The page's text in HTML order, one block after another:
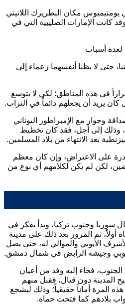
يومنيميوس مكان البطريرك اللاتيني
كانت الإمارات الصليبية التي في
لعدة أسباب
حتى لا يظنا أنفسهما زعماء إلى
في هذه المناطق؛ لكي لا يتوسع
كان يريد أن يجعلهم دائماً في التراب.
وجوار مع الإمبراطور اليوناني
وذلك إلى أجل، فقد كان تخطيط
بعد الانتهاء من بلاد المسلمين.
على الاعتراض، وإن كان معظم
لكن لم يكن لكلامهم أي نوع من
سوريا وجنوب تركيا، وبدأ يفكر في
أولاً، ثم المرور بعد ذلك على مدينة
الأيوبي والموالي له، حتى يصل
وجيشه الرابض في شمال دمشق.
الجنوب، فجاء إليه وفد من أعيان
المدينة دون قتال، فقبل منهم
المرة أماناً حقيقياً؛ وذلك ليشجع
بلادهم كما فتحت حماة.